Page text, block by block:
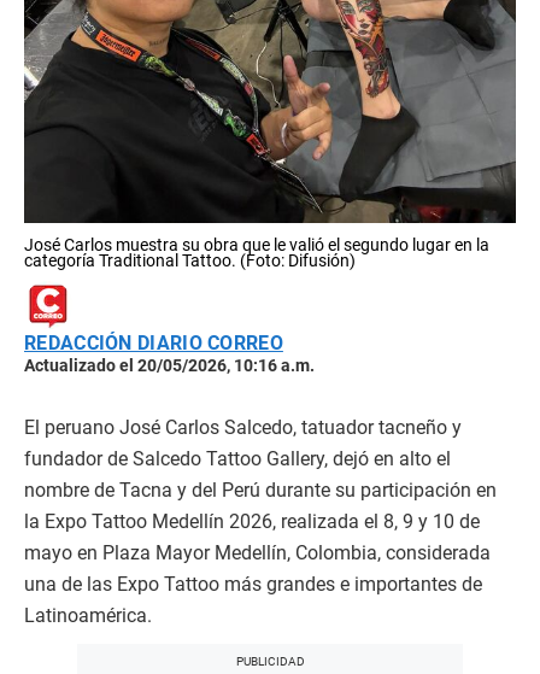
José Carlos muestra su obra que le valió el segundo lugar en la
categoría Traditional Tattoo. (Foto: Difusión)
REDACCIÓN DIARIO CORREO
Actualizado el 20/05/2026, 10:16 a.m.
El peruano José Carlos Salcedo, tatuador tacneño y
fundador de Salcedo Tattoo Gallery, dejó en alto el
nombre de Tacna y del Perú durante su participación en
la Expo Tattoo Medellín 2026, realizada el 8, 9 y 10 de
mayo en Plaza Mayor Medellín, Colombia, considerada
una de las Expo Tattoo más grandes e importantes de
Latinoamérica.